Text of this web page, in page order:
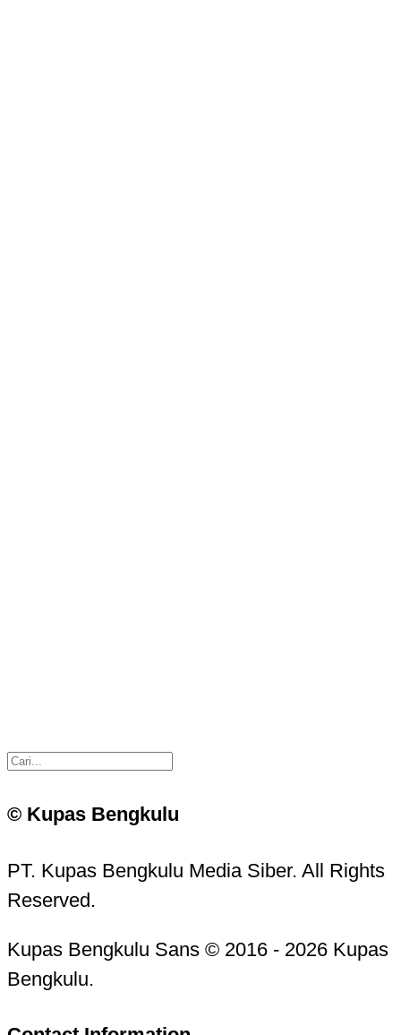
© Kupas Bengkulu
PT. Kupas Bengkulu Media Siber. All Rights
Reserved.
Kupas Bengkulu Sans © 2016 - 2026 Kupas
Bengkulu.